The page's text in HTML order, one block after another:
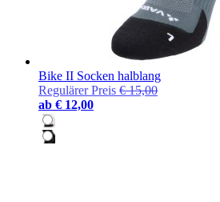
Bike II Socken halblang
Regulärer Preis € 15,00
ab € 12,00